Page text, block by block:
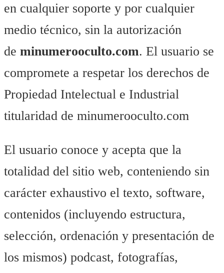
en cualquier soporte y por cualquier
medio técnico, sin la autorización
de minumerooculto.com. El usuario se
compromete a respetar los derechos de
Propiedad Intelectual e Industrial
titularidad de minumerooculto.com
El usuario conoce y acepta que la
totalidad del sitio web, conteniendo sin
carácter exhaustivo el texto, software,
contenidos (incluyendo estructura,
selección, ordenación y presentación de
los mismos) podcast, fotografías,